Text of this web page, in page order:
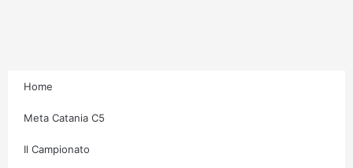
Home
Meta Catania C5
Il Campionato